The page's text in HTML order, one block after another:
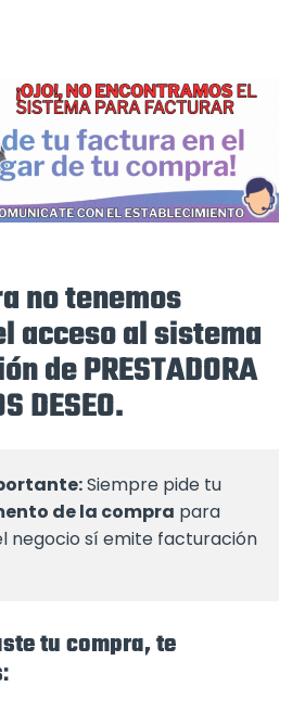
no tenemos
acceso al sistema
de PRESTADORA
DESEO.
Siempre pide tu
de la compra para
negocio sí emite facturación
tu compra, te
: